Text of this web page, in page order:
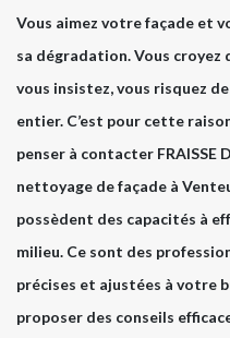
Vous aimez votre façade et
sa dégradation. Vous croyez
vous insistez, vous risquez
entier. C’est pour cette
penser à contacter FRAISSE
nettoyage de façade à
possèdent des capacités à
milieu. Ce sont des
précises et ajustées à votre
proposer des conseils